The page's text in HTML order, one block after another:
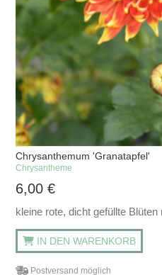
Chrysanthemum 'Granatapfel'
Chrysantheme
6,00€
kleine rote, dicht gefüllte Blüten
IN DEN WARENKORB
Postversand möglich